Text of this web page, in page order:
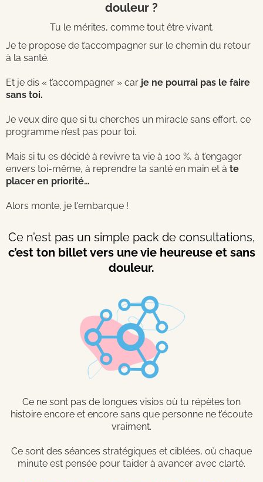
douleur ?
Tu le mérites, comme tout être vivant.
Je te propose de t’accompagner sur le chemin du retour
à la santé.
Et je dis « t’accompagner » car je ne pourrai pas le faire
sans toi.
Je veux dire que si tu cherches un miracle sans effort, ce
programme n’est pas pour toi.
Mais si tu es décidé à revivre ta vie à 100 %, à t’engager
envers toi-même, à reprendre ta santé en main et à te
placer en priorité…
Alors monte, je t'embarque !
Ce n’est pas un simple pack de consultations,
c’est ton billet vers une vie heureuse et sans
douleur.
Ce ne sont pas de longues visios où tu répètes ton
histoire encore et encore sans que personne ne t’écoute
vraiment.
Ce sont des séances stratégiques et ciblées, où chaque
minute est pensée pour t’aider à avancer avec clarté.